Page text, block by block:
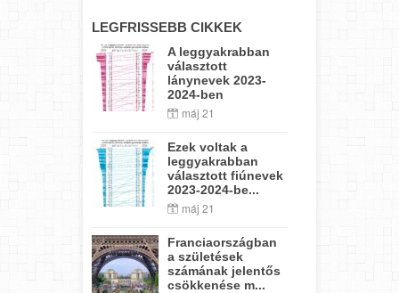
LEGFRISSEBB CIKKEK
A leggyakrabban
választott
lánynevek 2023-
2024-ben
máj 21
Ezek voltak a
leggyakrabban
választott fiúnevek
2023-2024-be...
máj 21
Franciaországban
a születések
számának jelentős
csökkenése m...